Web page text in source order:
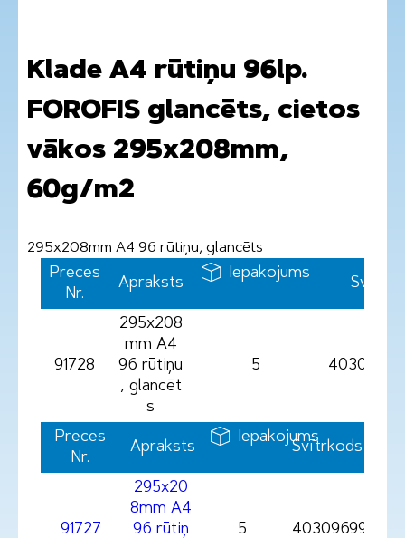
Klade A4 rūtiņu 96lp.
FOROFIS glancēts, cietos
vākos 295x208mm,
60g/m2
295x208mm A4 96 rūtiņu, glancēts
Preces
Nr.
Apraksts
Iepakojums
91728
295x208
mm A4
96 rūtiņu
, glancēt
s
5
Preces
Nr.
Apraksts
Iepakojums
Svītrkods
91727
295x20
8mm A4
96 rūtiņ
5